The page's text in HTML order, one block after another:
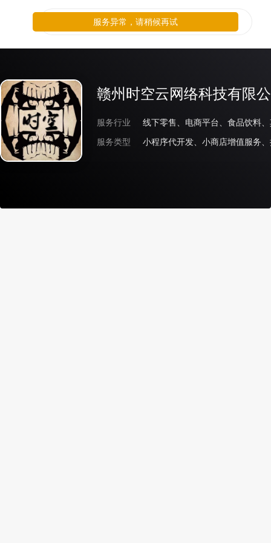
赣州时空云网络科技有限
服务行业
线下零售、电商平台、食品饮料
服务类型
小程序代开发、小商店增值服务
服务异常，请稍候再试